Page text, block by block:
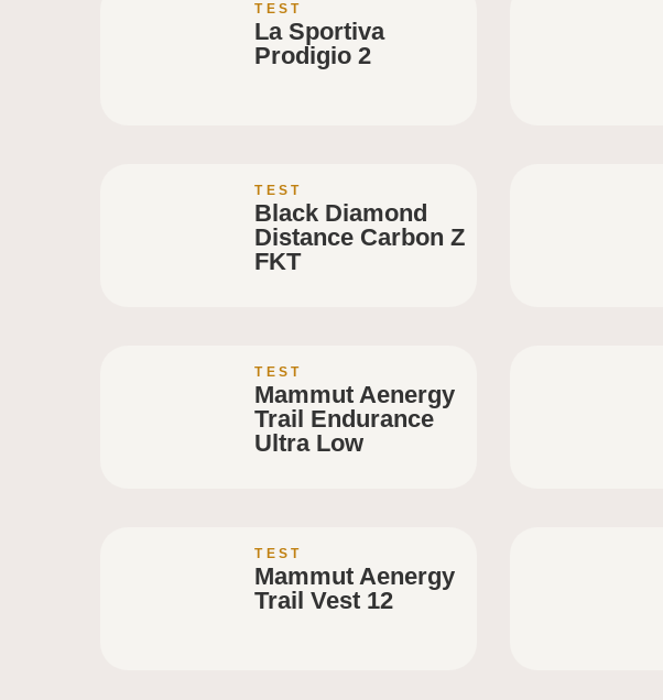
TEST
La Sportiva
Prodigio 2
TEST
Black Diamond
Distance Carbon Z
FKT
TEST
Mammut Aenergy
Trail Endurance
Ultra Low
TEST
Mammut Aenergy
Trail Vest 12